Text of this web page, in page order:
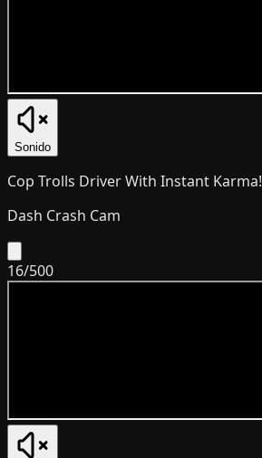
Sonido
Cop Trolls Driver With Instant Karma!
Dash Crash Cam
16/500